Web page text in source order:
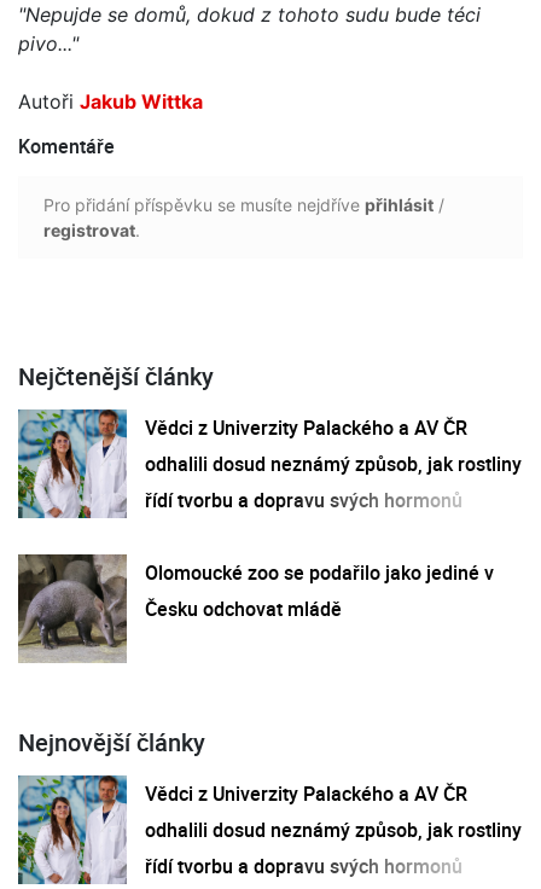
"Nepujde se domů, dokud z tohoto sudu bude téci
pivo..."
Autoři Jakub Wittka
Komentáře
Pro přidání příspěvku se musíte nejdříve přihlásit /
registrovat.
Nejčtenější články
Vědci z Univerzity Palackého a AV ČR
odhalili dosud neznámý způsob, jak rostliny
řídí tvorbu a dopravu svých hormonů
Olomoucké zoo se podařilo jako jediné v
Česku odchovat mládě
Nejnovější články
Vědci z Univerzity Palackého a AV ČR
odhalili dosud neznámý způsob, jak rostliny
řídí tvorbu a dopravu svých hormonů